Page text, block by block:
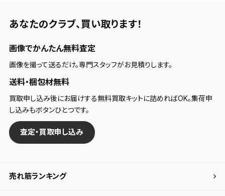
あなたのクラブ、 買い取ります！
画像でかんたん無料査定
画像を撮って送るだけ。専門スタッフがお見積りします。
送料・梱包材無料
買取申し込み後にお届けする無料買取キットに詰めればOK。集荷申
し込みもボタンひとつです。
査定・買取申し込み
売れ筋ランキング